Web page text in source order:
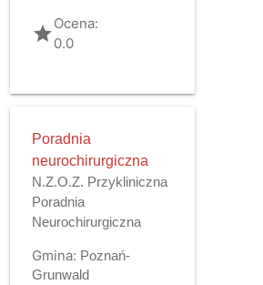
gradeOcena:
0.0
Poradnia
neurochirurgiczna
N.Z.O.Z. Przykliniczna
Poradnia
Neurochirurgiczna
Gmina: Poznań-
Grunwald